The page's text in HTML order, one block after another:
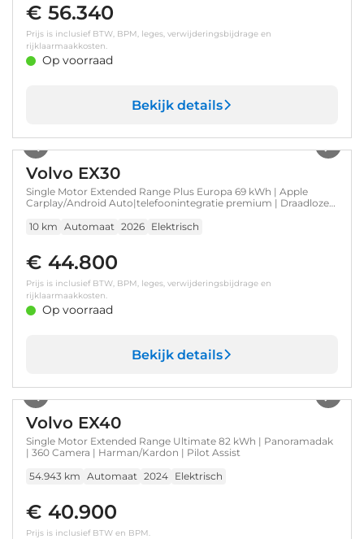
€ 56.340
Prijs is inclusief BTW, BPM, leges, verwijderingsbijdrage en
rijklaarmaakkosten.
Op voorraad
Bekijk details
Volvo EX30
Single Motor Extended Range Plus Europa 69 kWh | Apple
Carplay/Android Auto|telefoonintegratie premium | Draadloze
10 km Automaat 2026 Elektrisch
€ 44.800
Prijs is inclusief BTW, BPM, leges, verwijderingsbijdrage en
rijklaarmaakkosten.
Op voorraad
Bekijk details
Volvo EX40
Single Motor Extended Range Ultimate 82 kWh | Panoramadak
| 360 Camera | Harman/Kardon | Pilot Assist
54.943 km Automaat 2024 Elektrisch
€ 40.900
Prijs is inclusief BTW en BPM.